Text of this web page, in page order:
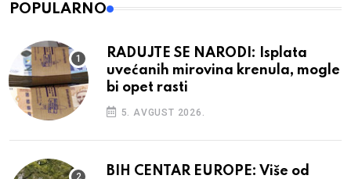
POPULARNO
RADUJTE SE NARODI: Isplata
uvećanih mirovina krenula, mogle
bi opet rasti
5. AVGUST 2026.
BIH CENTAR EUROPE: Više od